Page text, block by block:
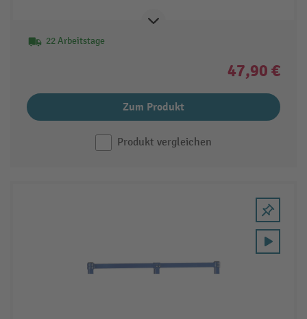
22 Arbeitstage
47,90 €
Zum Produkt
Produkt vergleichen